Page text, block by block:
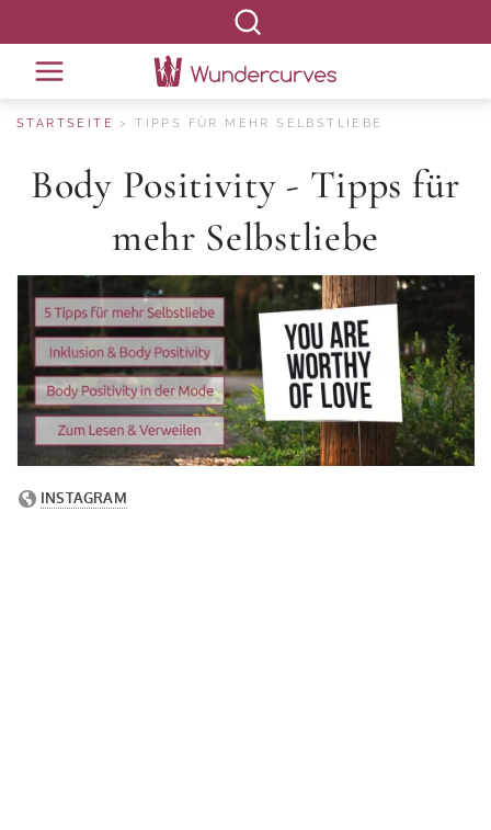
STARTSEITE TIPPS FÜR MEHR SELBSTLIEBE
Body Positivity - Tipps für
mehr Selbstliebe